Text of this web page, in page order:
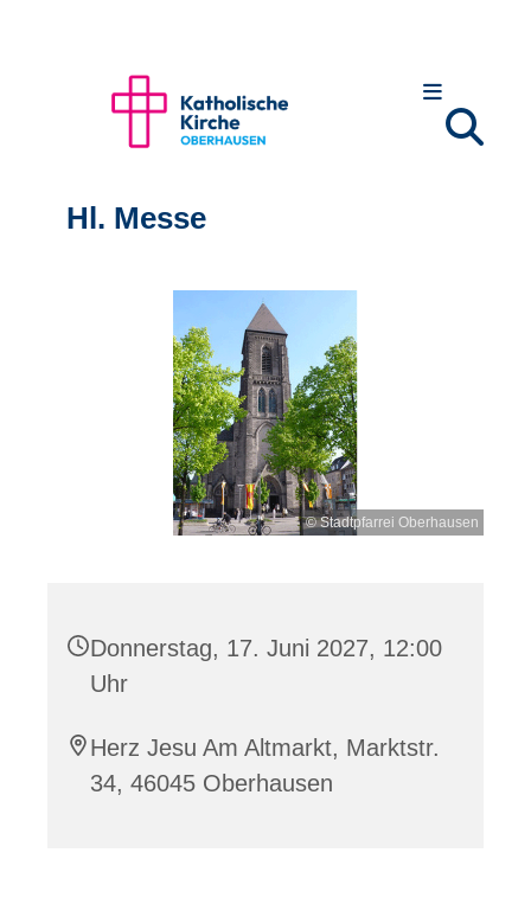
Hl. Messe
© Stadtpfarrei Oberhausen
Donnerstag, 17. Juni 2027, 12:00
Uhr
Herz Jesu Am Altmarkt, Marktstr.
34, 46045 Oberhausen